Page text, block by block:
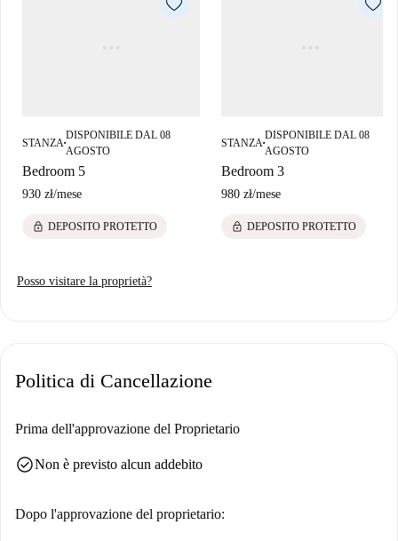
STANZA ■
DISPONIBILE DAL 08
AGOSTO
Bedroom 5
930 zł/mese
lock DEPOSITO PROTETTO
STANZA ■
DISPONIBILE DAL 08
AGOSTO
Bedroom 3
980 zł/mese
lock DEPOSITO PROTETTO
Posso visitare la proprietà?
Politica di Cancellazione
Prima dell'approvazione del Proprietario
check_circleNon è previsto alcun addebito
Dopo l'approvazione del proprietario: